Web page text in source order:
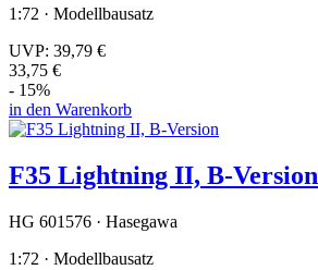
1:72 · Modellbausatz
UVP: 39,79 €
33,75 €
- 15%
in den Warenkorb
F35 Lightning II, B-Version
HG 601576 · Hasegawa
1:72 · Modellbausatz